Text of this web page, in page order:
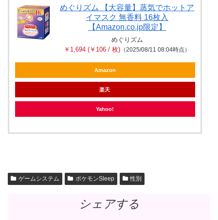
めぐりズム 【大容量】蒸気でホットア
イマスク 無香料 16枚入
【Amazon.co.jp限定】
めぐりズム
￥1,694 (￥106 / 枚) （2025/08/11 08:04時点）
Amazon
楽天
Yahoo!
ゲームシステム ポケモンSleep 性別
シェアする